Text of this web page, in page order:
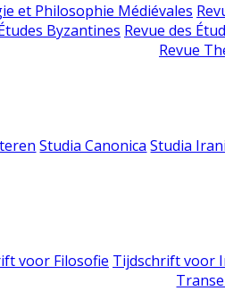
et Philosophie Médiévales
Byzantines Revue des
Revue
Studia Canonica Studia
voor Filosofie Tijdschrift voor